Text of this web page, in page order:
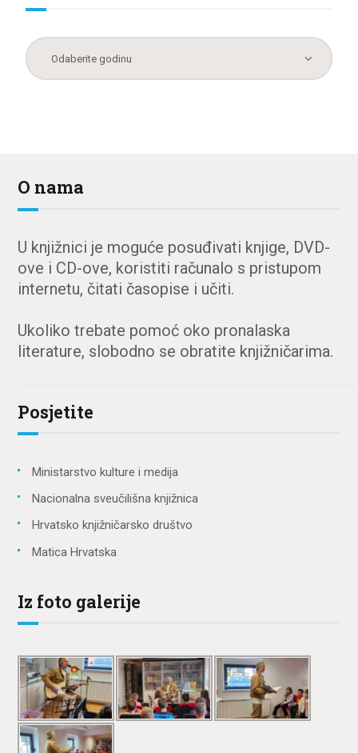
O nama
U knjižnici je moguće posuđivati knjige, DVD-
ove i CD-ove, koristiti računalo s pristupom
internetu, čitati časopise i učiti.
Ukoliko trebate pomoć oko pronalaska
literature, slobodno se obratite knjižničarima.
Posjetite
Ministarstvo kulture i medija
Nacionalna sveučilišna knjižnica
Hrvatsko knjižničarsko društvo
Matica Hrvatska
Iz foto galerije